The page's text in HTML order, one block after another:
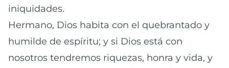
iniquidades.
Hermano, Dios habita con el quebrantado y
humilde de espíritu; y si Dios está con
nosotros tendremos riquezas, honra y vida, y